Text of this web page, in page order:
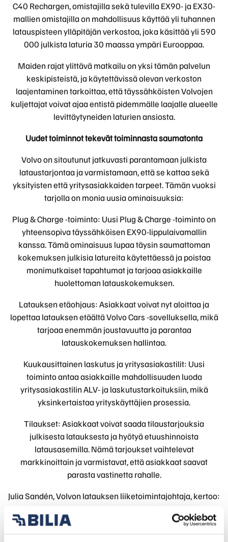
C40 Rechargen, omistajilla sekä tulevilla EX90- ja EX30-
mallien omistajilla on mahdollisuus käyttää yli tuhannen
latauspisteen ylläpitäjän verkostoa, joka käsittää yli 590
000 julkista laturia 30 maassa ympäri Eurooppaa.
Maiden rajat ylittävä matkailu on yksi tämän palvelun
keskipisteistä, ja käytettävissä olevan verkoston
laajentaminen tarkoittaa, että täyssähköisten Volvojen
kuljettajat voivat ajaa entistä pidemmälle laajalle alueelle
levittäytyneiden laturien ansiosta.
Uudet toiminnot tekevät toiminnasta saumatonta
Volvo on sitoutunut jatkuvasti parantamaan julkista
lataustarjontaa ja varmistamaan, että se kattaa sekä
yksityisten että yritysasiakkaiden tarpeet. Tämän vuoksi
tarjolla on monia uusia ominaisuuksia:
Plug & Charge -toiminto: Uusi Plug & Charge -toiminto on
yhteensopiva täyssähköisen EX90-lippulaivamallin
kanssa. Tämä ominaisuus lupaa täysin saumattoman
kokemuksen julkisia latureita käytettäessä ja poistaa
monimutkaiset tapahtumat ja tarjoaa asiakkaille
huolettoman latauskokemuksen.
Latauksen etäohjaus: Asiakkaat voivat nyt aloittaa ja
lopettaa latauksen etäältä Volvo Cars -sovelluksella, mikä
tarjoaa enemmän joustavuutta ja parantaa
latauskokemuksen hallintaa.
Kuukausittainen laskutus ja yritysasiakastilit: Uusi
toiminto antaa asiakkaille mahdollisuuden luoda
yritysasiakastilin ALV- ja laskutustarkoituksiin, mikä
yksinkertaistaa yrityskäyttäjien prosessia.
Tilaukset: Asiakkaat voivat saada tilaustarjouksia
julkisesta latauksesta ja hyötyä etuushinnoista
latausasemilla. Nämä tarjoukset vaihtelevat
markkinoittain ja varmistavat, että asiakkaat saavat
parasta vastinetta rahalle.
Julia Sandén, Volvon latauksen liiketoimintajohtaja, kertoo:
ymmärtämisessä, kun he ajavat täyssähköisellä Volvolla.
Mahdollisuus käyttää entistä enemmän julkisia latureita